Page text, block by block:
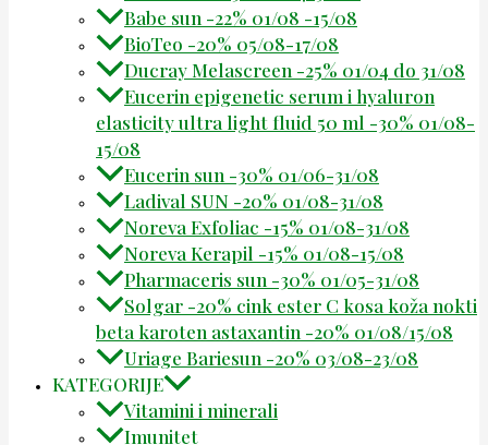
Babe sun -22% 01/08 -15/08
BioTeo -20% 05/08-17/08
Ducray Melascreen -25% 01/04 do 31/08
Eucerin epigenetic serum i hyaluron
elasticity ultra light fluid 50 ml -30% 01/08-
15/08
Eucerin sun -30% 01/06-31/08
Ladival SUN -20% 01/08-31/08
Noreva Exfoliac -15% 01/08-31/08
Noreva Kerapil -15% 01/08-15/08
Pharmaceris sun -30% 01/05-31/08
Solgar -20% cink ester C kosa koža nokti
beta karoten astaxantin -20% 01/08/15/08
Uriage Bariesun -20% 03/08-23/08
KATEGORIJE
Vitamini i minerali
Imunitet